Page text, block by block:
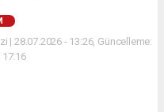
| 28.07.2026 - 13:26, Güncelleme:
17:16